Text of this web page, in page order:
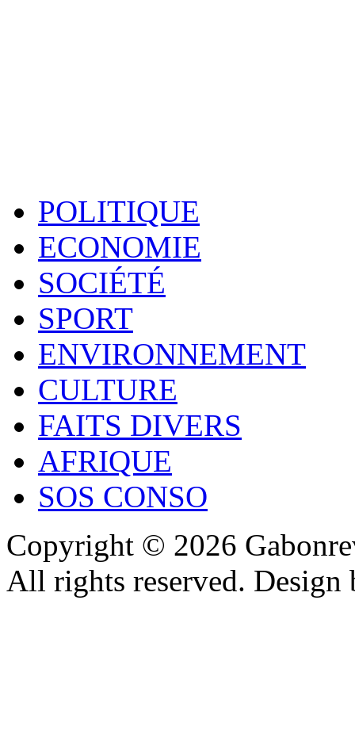
POLITIQUE
ECONOMIE
SOCIÉTÉ
SPORT
ENVIRONNEMENT
CULTURE
FAITS DIVERS
AFRIQUE
SOS CONSO
Copyright © 2026
All rights reserved.